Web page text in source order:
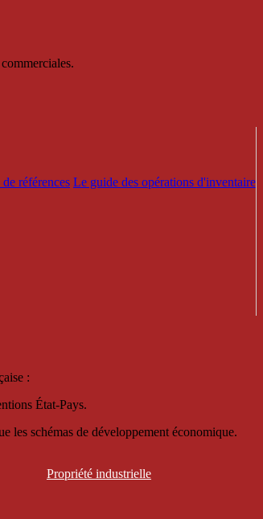
références Le guide des opérations d'inventaire
:
État-Pays.
les schémas de développement économique.
Propriété industrielle